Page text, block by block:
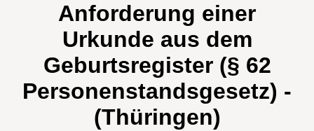
Anforderung einer
Urkunde aus dem
Geburtsregister (§ 62
Personenstandsgesetz) -
(Thüringen)